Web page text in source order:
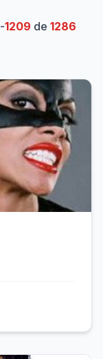
-1209 de 1286